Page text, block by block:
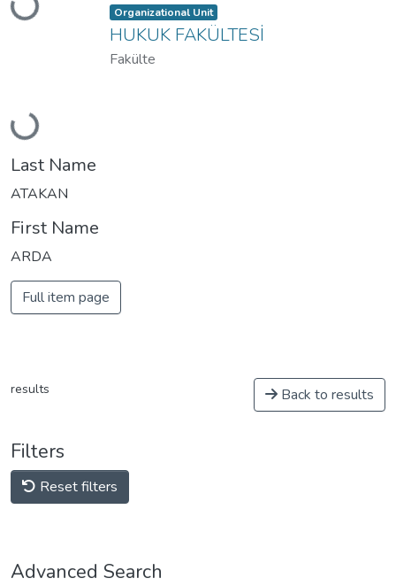
Loading...
Loading...
Item type:
Organizational Unit ,
HUKUK FAKÜLTESİ
Fakülte
Last Name
ATAKAN
First Name
ARDA
Full item page
results Back to results
Filters
Reset filters
Advanced Search